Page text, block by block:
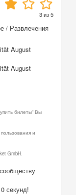
3из5
/ Развлечения
August
August
билеты" Вы
и
GmbH.
секунд!